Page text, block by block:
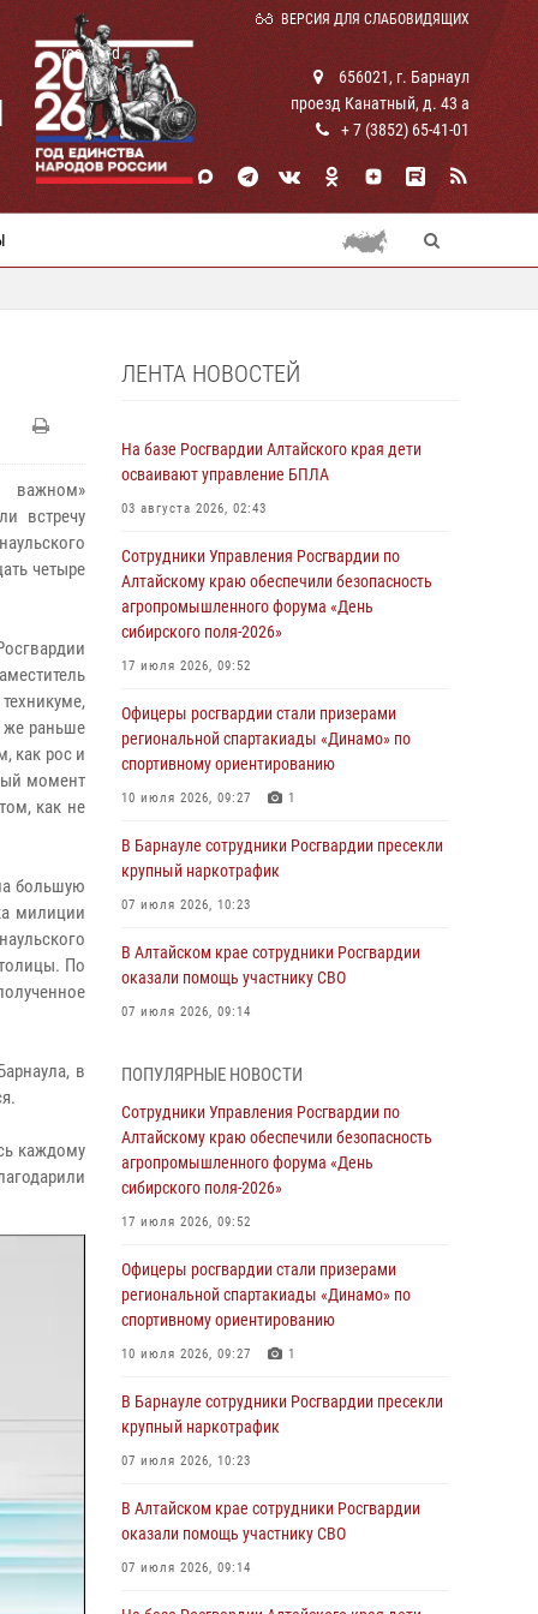
ВЕРСИЯ ДЛЯ СЛАБОВИДЯЩИХ
rosguard
656021, г. Барнаул
проезд Канатный, д. 43 а
+ 7 (3852) 65-41-01
важном»
встречу
четыре
же раньше
как рос и
момент
как не
большую
милиции
По
в
каждому
ЛЕНТА НОВОСТЕЙ
На базе Росгвардии Алтайского края дети
осваивают управление БПЛА
03 августа 2026, 02:43
Сотрудники Управления Росгвардии по
Алтайскому краю обеспечили безопасность
агропромышленного форума «День
сибирского поля-2026»
17 июля 2026, 09:52
Офицеры росгвардии стали призерами
региональной спартакиады «Динамо» по
спортивному ориентированию
10 июля 2026, 09:27 1
В Барнауле сотрудники Росгвардии пресекли
крупный наркотрафик
07 июля 2026, 10:23
В Алтайском крае сотрудники Росгвардии
оказали помощь участнику СВО
07 июля 2026, 09:14
бойцы ОМОН «Алтай» провели военно-
патриотическое мероприятие для детей в
лагере «Звёздный»
05 июля 2026, 11:13
Росгвардия Алтайского края приняла участие
храбрости»
04 июля 2026, 11:09
Сотрудники Росгвардии провели встречу с
«Каникулы с Росгвардией»
03 июля 2026, 04:03
провело для детей экскурсию на теплоходе в
рамках акции «Каникулы с Росгвардией»
02 июля 2026, 00:55
ПОПУЛЯРНЫЕ НОВОСТИ
Сотрудники Управления Росгвардии по
Алтайскому краю обеспечили безопасность
агропромышленного форума «День
сибирского поля-2026»
17 июля 2026, 09:52
Офицеры росгвардии стали призерами
региональной спартакиады «Динамо» по
спортивному ориентированию
10 июля 2026, 09:27 1
В Барнауле сотрудники Росгвардии пресекли
крупный наркотрафик
07 июля 2026, 10:23
В Алтайском крае сотрудники Росгвардии
оказали помощь участнику СВО
07 июля 2026, 09:14